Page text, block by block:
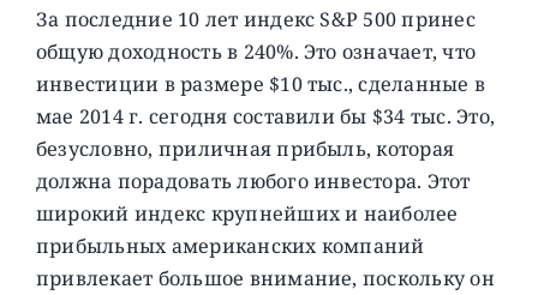
За последние 10 лет индекс S&P 500 принес
общую доходность в 240%. Это означает, что
инвестиции в размере $10 тыс., сделанные в
мае 2014 г. сегодня составили бы $34 тыс. Это,
безусловно, приличная прибыль, которая
должна порадовать любого инвестора. Этот
широкий индекс крупнейших и наиболее
прибыльных американских компаний
привлекает большое внимание, поскольку он